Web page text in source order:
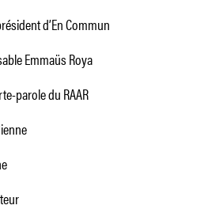
d’En Commun
Emmaüs Roya
parole du RAAR